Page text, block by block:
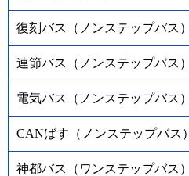
復刻バス（ノンステップバス）
連節バス（ノンステップバス）
電気バス（ノンステップバス）
CANばす（ノンステップバス）
神都バス（ワンステップバス）